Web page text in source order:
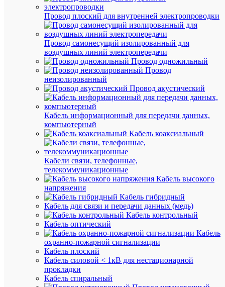
Провод плоский для внутренней электропроводки
Провод самонесущий изолированный для
воздушных линий электропередачи
Провод одножильный
Провод
неизолированный
Провод акустический
Кабель информационный для передачи данных,
компьютерный
Кабель коаксиальный
Кабели связи, телефонные,
телекоммуникационные
Кабель высокого
напряжения
Кабель гибридный
Кабель для связи и передачи данных (медь)
Кабель контрольный
Кабель оптический
Кабель
охранно-пожарной сигнализации
Кабель плоский
Кабель силовой < 1кВ для нестационарной
прокладки
Кабель спиральный
(59
шт.)
256089
Бренд
CHINT
4 364.94
₽
/
В
корзину